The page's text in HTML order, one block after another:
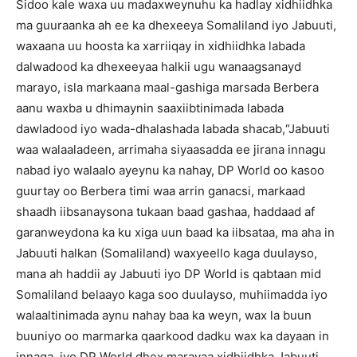
Sidoo kale waxa uu madaxweynuhu ka hadlay xidhiidhka
ma guuraanka ah ee ka dhexeeya Somaliland iyo Jabuuti,
waxaana uu hoosta ka xarriiqay in xidhiidhka labada
dalwadood ka dhexeeyaa halkii ugu wanaagsanayd
marayo, isla markaana maal-gashiga marsada Berbera
aanu waxba u dhimaynin saaxiibtinimada labada
dawladood iyo wada-dhalashada labada shacab,“Jabuuti
waa walaaladeen, arrimaha siyaasadda ee jirana innagu
nabad iyo walaalo ayeynu ka nahay, DP World oo kasoo
guurtay oo Berbera timi waa arrin ganacsi, markaad
shaadh iibsanaysona tukaan baad gashaa, haddaad af
garanweydona ka ku xiga uun baad ka iibsataa, ma aha in
Jabuuti halkan (Somaliland) waxyeello kaga duulayso,
mana ah haddii ay Jabuuti iyo DP World is qabtaan mid
Somaliland belaayo kaga soo duulayso, muhiimadda iyo
walaaltinimada aynu nahay baa ka weyn, wax la buun
buuniyo oo marmarka qaarkood dadku wax ka dayaan in